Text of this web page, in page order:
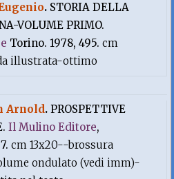
. STORIA DELLA
VOLUME PRIMO.
Torino. 1978, 495.cm
illustrata-ottimo
Arnold.PROSPETTIVE
Il Mulino Editore,
cm 13x20--brossura
ondulato (vedi imm)-